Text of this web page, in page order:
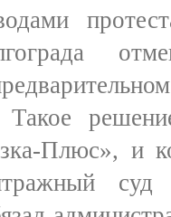
Такое
Плюс», и
суд